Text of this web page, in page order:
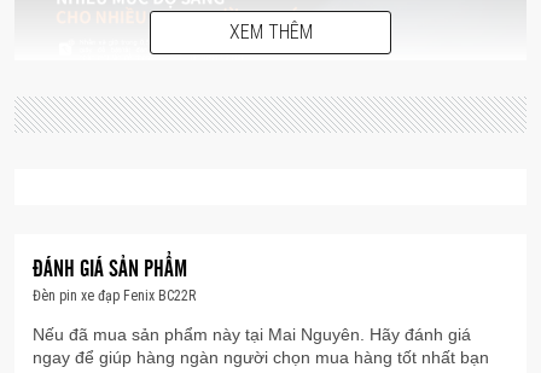
XEM THÊM
ĐÁNH GIÁ SẢN PHẨM
Đèn pin xe đạp Fenix BC22R
Nếu đã mua sản phẩm này tại Mai Nguyên. Hãy đánh giá
ngay để giúp hàng ngàn người chọn mua hàng tốt nhất bạn